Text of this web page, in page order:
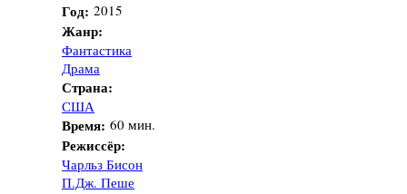
Год: 2015
Жанр:
Фантастика
Драма
Страна:
США
Время: 60 мин.
Режиссёр:
Чарльз Бисон
П.Дж. Пеше